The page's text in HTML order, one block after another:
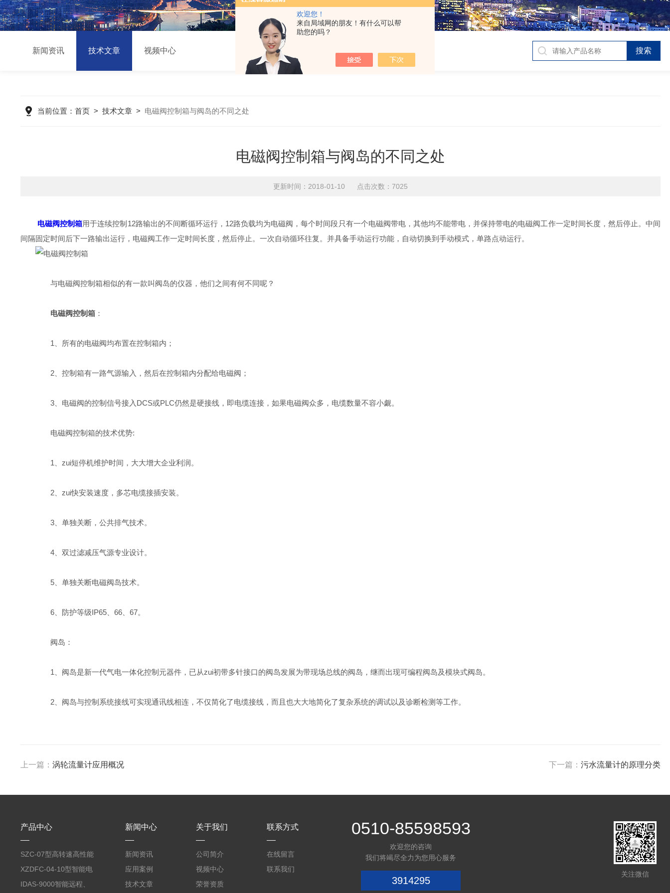
欢迎您！
来自局域网的朋友！有什么可以帮
助您的吗？
新闻资讯 技术文章 视频中心
当前位置： 首页> 技术文章> 电磁阀控制箱与阀岛的不同之处
电磁阀控制箱与阀岛的不同之处
更新时间：2018-01-10 点击次数：7025
电磁阀控制箱用于连续控制12路输出的不间断循环运行，12路负载均为电磁阀，每个时间段只有一个电磁阀带电，其他均不能带电，并保持带电的电磁阀工作一定时间长度，然后停止。中间
间隔固定时间后下一路输出运行，电磁阀工作一定时间长度，然后停止。一次自动循环往复。并具备手动运行功能，自动切换到手动模式，单路点动运行。
与电磁阀控制箱相似的有一款叫阀岛的仪器，他们之间有何不同呢？
电磁阀控制箱：
1、所有的电磁阀均布置在控制箱内；
2、控制箱有一路气源输入，然后在控制箱内分配给电磁阀；
3、电磁阀的控制信号接入DCS或PLC仍然是硬接线，即电缆连接，如果电磁阀众多，电缆数量不容小觑。
电磁阀控制箱的技术优势:
1、zui短停机维护时间，大大增大企业利润。
2、zui快安装速度，多芯电缆接插安装。
3、单独关断，公共排气技术。
4、双过滤减压气源专业设计。
5、单独关断电磁阀岛技术。
6、防护等级IP65、66、67。
阀岛：
1、阀岛是新一代气电一体化控制元器件，已从zui初带多针接口的阀岛发展为带现场总线的阀岛，继而出现可编程阀岛及模块式阀岛。
2、阀岛与控制系统接线可实现通讯线相连，不仅简化了电缆接线，而且也大大地简化了复杂系统的调试以及诊断检测等工作。
上一篇： 涡轮流量计应用概况 下一篇：污水流量计的原理分类
产品中心
SZC-07型高转速高性能
智能转速表
XZDFC-04-10型智能电
磁阀控制装置
IDAS-9000智能远程、
新闻中心
新闻资讯
应用案例
技术文章
关于我们
公司简介
视频中心
荣誉资质
联系方式
在线留言
联系我们
0510-85598593
欢迎您的咨询
我们将竭尽全力为您用心服务
3914295
关注微信